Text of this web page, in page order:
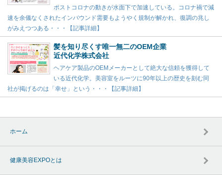
ポストコロナの動きが水面下で加速している。コロナ禍で減
速を余儀なくされたインバウンド需要もようやく規制が解かれ、復調の兆し
がみえつつある・・・【記事詳細】
髪を知り尽くす唯一無二のOEM企業
近代化学株式会社
ヘアケア製品のOEMメーカーとして絶大な信頼を獲得して
いる近代化学。美容室をルーツに90年以上の歴史を刻む同
社が掲げるのは「幸せ」という・・・【記事詳細】
ホーム
健康美容EXPOとは